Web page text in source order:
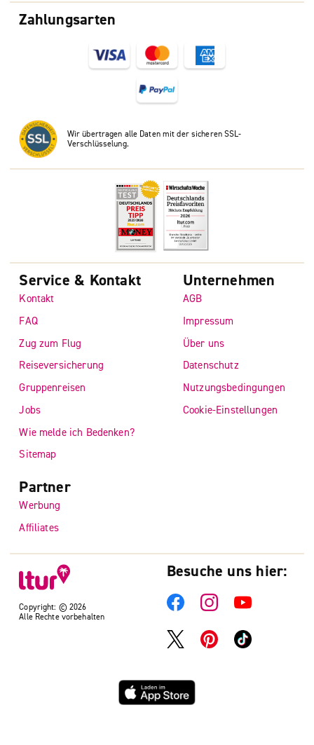
Zahlungsarten
Wir übertragen alle Daten mit der sicheren SSL-
Verschlüsselung.
Copyright: © 2026
Alle Rechte vorbehalten
Service & Kontakt
Kontakt
FAQ
Zug zum Flug
Reiseversicherung
Gruppenreisen
Jobs
Wie melde ich Bedenken?
Sitemap
Unternehmen
AGB
Impressum
Über uns
Datenschutz
Nutzungsbedingungen
Cookie-Einstellungen
Partner
Werbung
Affiliates
Besuche uns hier: